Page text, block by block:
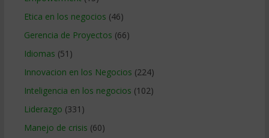
Etica en los negocios (46)
Gerencia de Proyectos (66)
Idiomas (51)
Innovacion en los Negocios (224)
Inteligencia en los negocios (102)
Liderazgo (331)
Manejo de crisis (60)